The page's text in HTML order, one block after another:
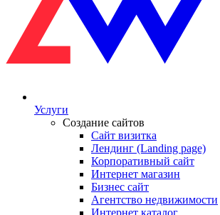
Услуги
Создание сайтов
Сайт визитка
Лендинг (Landing page)
Корпоративный сайт
Интернет магазин
Бизнес сайт
Агентство недвижимости
Интернет каталог